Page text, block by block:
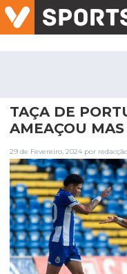
TAÇA DE
AMEAÇOU
29 de Fevereiro, 2024 por